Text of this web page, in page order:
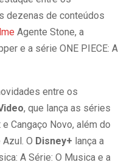
dezenas de conteúdos
Agente Stone, a
e a série ONE PIECE: A
entre os
, que lança as séries
Cangaço Novo, além do
O Disney+ lança a
A Série: O Musica e a